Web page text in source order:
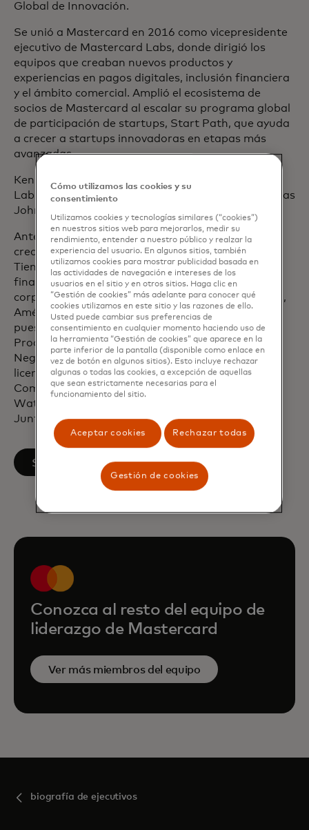
Global de Innovación.
Se unió a Mastercard en 2016 como vicepresidente
ejecutivo de Mastercard Labs, donde dirigió los
equipos que creaban nuevos productos y
experiencias en pagos digitales, inclusión financiera
y el ámbito comercial. Amplió el ecosistema de
socios de Mastercard al escalar su programa global
de participación de startups, Start Path, que ayuda
a crecer a startups innovadoras en etapas más
avanzadas.
Ken es experto residente en Harvard Innovation
Labs en la Escuela de Ingeniería y Ciencias Aplicadas
John A. Paulson de Harvard.
Antes de unir a Mastercard, Ken ocupó cargos de
creciente antigüedad en Citi, Accenture y Misys.
Tiene más de 25 años de experiencia en servicios
financieros internacionales en banca minorista y
corporativa y trabajó extensamente en los EE. UU.,
América Latina, Europa, Asia y África. Ocupó
puestos de liderazgo ejecutivo en Gestión de
Productos, Entrega de Tecnología, Desarrollo de
Negocios y Estrategia e Innovación. Ken tiene una
licenciatura en Aplicaciones Informáticas
Comerciales del Instituto de Tecnología de
Waterford, Irlanda, y es director certificado de la
Junta del Instituto de Directores.
Síguenos en LinkedIn
se abre en una pestaña nueva
Conozca al resto del equipo de
liderazgo de Mastercard
Ver más miembros del equipo
biografía de ejecutivos
Cómo utilizamos las cookies y su
consentimiento
Utilizamos cookies y tecnologías similares (“cookies”)
en nuestros sitios web para mejorarlos, medir su
rendimiento, entender a nuestro público y realzar la
experiencia del usuario. En algunos sitios, también
utilizamos cookies para mostrar publicidad basada en
las actividades de navegación e intereses de los
usuarios en el sitio y en otros sitios. Haga clic en
“Gestión de cookies” más adelante para conocer qué
cookies utilizamos en este sitio y las razones de ello.
Usted puede cambiar sus preferencias de
consentimiento en cualquier momento haciendo uso de
la herramienta “Gestión de cookies” que aparece en la
parte inferior de la pantalla (disponible como enlace en
vez de botón en algunos sitios). Esto incluye rechazar
algunas o todas las cookies, a excepción de aquellas
que sean estrictamente necesarias para el
funcionamiento del sitio.
Aceptar cookies Rechazar todas
Gestión de cookies